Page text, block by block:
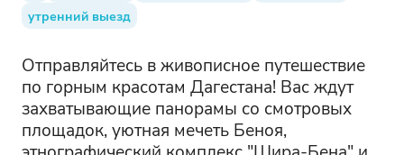
утренний выезд
Отправляйтесь в живописное путешествие
по горным красотам Дагестана! Вас ждут
захватывающие панорамы со смотровых
площадок, уютная мечеть Беноя,